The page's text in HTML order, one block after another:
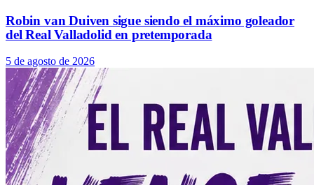
Robin van Duiven sigue siendo el máximo goleador
del Real Valladolid en pretemporada
5 de agosto de 2026